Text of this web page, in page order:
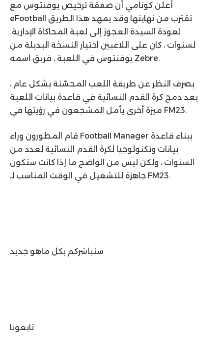
أعلن كونامي أن صفقة ترخيص يوفنتوس مع
eFootball تقترب من نهايتها وقد يمهد هذا الطريق
لعودة السيدة العجوز إلى لعبة المحاكاة الإدارية.
لسنوات ، كان على اللاعبين اختيار النسخة البديلة من
يوفنتوس في اللعبة ، فريق اسمه Zebre.
بصرف النظر عن طريقة اللعب المحسّنة بشكل عام ،
يعد دمج كرة القدم النسائية في قاعدة بيانات اللعبة
ميزة أخرى يأمل المشجعون في رؤيتها في FM23.
قام المطورون وراء Football Manager ببناء قاعدة
بيانات وتكنولوجيا لكرة القدم النسائية لعدد من
السنوات ، ولكن ليس من الواضح ما إذا كانت ستكون
جاهزة للتشغيل في الوقت المناسب لـ FM23.
سنباشركم بكل ماهو جديد
تابعونا